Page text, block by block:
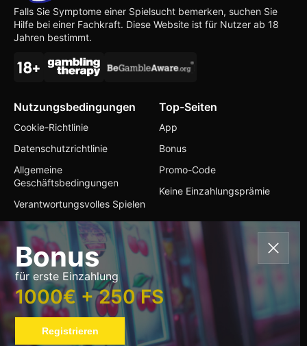
Bonus
für erste Einzahlung
1000€ + 250 FS
Registrieren
Falls Sie Symptome einer Spielsucht bemerken, suchen Sie
Hilfe bei einer Fachkraft. Diese Website ist für Nutzer ab 18
Jahren bestimmt.
Nutzungsbedingungen
Cookie-Richtlinie
Datenschutzrichtlinie
Allgemeine
Geschäftsbedingungen
Verantwortungsvolles Spielen
Top-Seiten
App
Bonus
Promo-Code
Keine Einzahlungsprämie
Kontakte
+356 32 377116
info@playuzucasino.io
Sprache wechseln